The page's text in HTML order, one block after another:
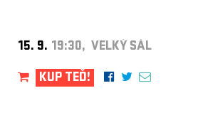
15. 9. 19:30, VELKÝ SÁL
KUP TEĎ!